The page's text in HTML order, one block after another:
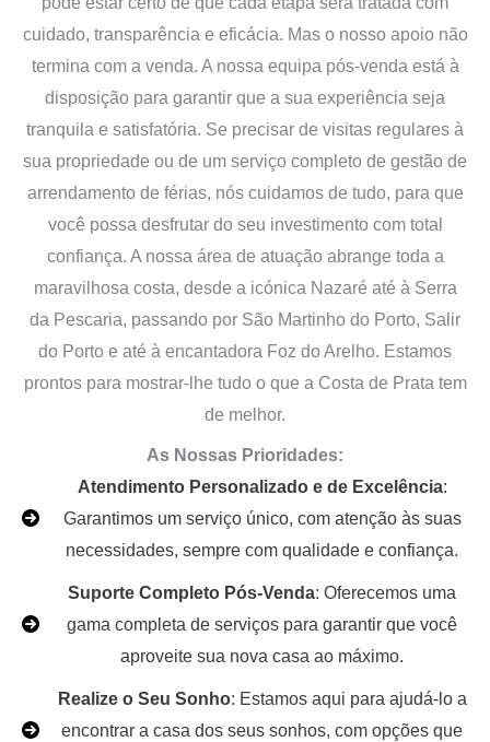
cuidado, transparência e eficácia. Mas o nosso apoio não
termina com a venda. A nossa equipa pós-venda está à
disposição para garantir que a sua experiência seja
tranquila e satisfatória. Se precisar de visitas regulares à
sua propriedade ou de um serviço completo de gestão de
arrendamento de férias, nós cuidamos de tudo, para que
você possa desfrutar do seu investimento com total
confiança. A nossa área de atuação abrange toda a
maravilhosa costa, desde a icónica Nazaré até à Serra
da Pescaria, passando por São Martinho do Porto, Salir
do Porto e até à encantadora Foz do Arelho. Estamos
prontos para mostrar-lhe tudo o que a Costa de Prata tem
de melhor.
As Nossas Prioridades:
Atendimento Personalizado e de Excelência:
Garantimos um serviço único, com atenção às suas
necessidades, sempre com qualidade e confiança.
Suporte Completo Pós-Venda: Oferecemos uma
gama completa de serviços para garantir que você
aproveite sua nova casa ao máximo.
Realize o Seu Sonho: Estamos aqui para ajudá-lo a
encontrar a casa dos seus sonhos, com opções que